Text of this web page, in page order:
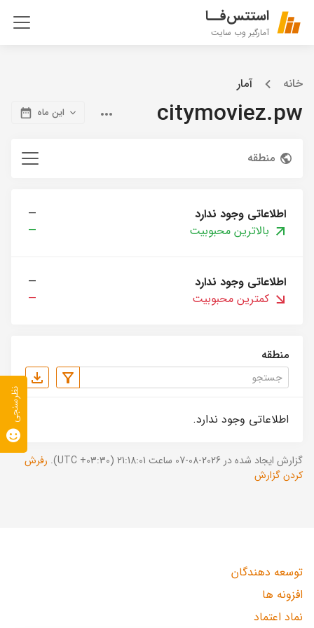
استتس‌فــا
آمارگیر وب سایت
خانه آمار
citymoviez.pw این ماه
منطقه
اطلاعاتی وجود ندارد
—
بالاترین محبوبیت
—
اطلاعاتی وجود ندارد
—
کمترین محبوبیت
—
منطقه
اطلاعاتی وجود ندارد.
گزارش ایجاد شده در 2026-08-07 ساعت 21:18:01 (UTC +03:30).
رفرش
کردن گزارش
توسعه دهندگان
افزونه ها
نماد اعتماد
نظرسنجی